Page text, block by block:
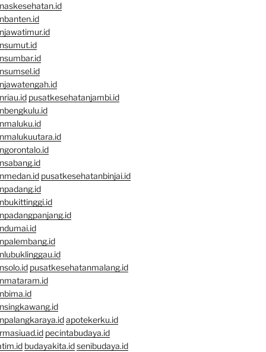
pusatkesehatanjambi.id
pusatkesehatanbinjai.id
pusatkesehatanmalang.id
apotekerku.id
pecintabudaya.id
budayakita.id senibudaya.id